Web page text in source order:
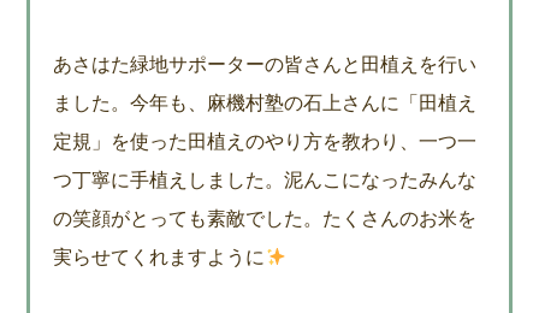
あさはた緑地サポーターの皆さんと田植えを行い
ました。今年も、麻機村塾の石上さんに「田植え
定規」を使った田植えのやり方を教わり、一つ一
つ丁寧に手植えしました。泥んこになったみんな
の笑顔がとっても素敵でした。たくさんのお米を
実らせてくれますように